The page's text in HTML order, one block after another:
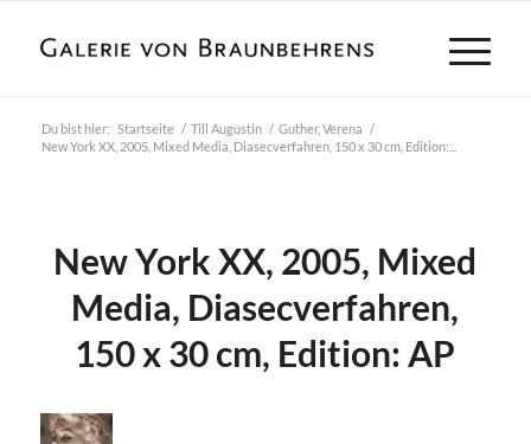
Du bist hier: Startseite / Till Augustin / Guther, Verena /
New York XX, 2005, Mixed Media, Diasecverfahren, 150 x 30 cm, Edition:...
New York XX, 2005, Mixed
Media, Diasecverfahren,
150 x 30 cm, Edition: AP